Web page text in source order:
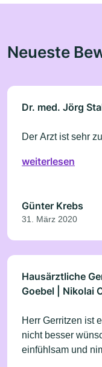
Neueste
Dr. med. Jörg
Der Arzt ist sehr
weiterlesen
Günter Krebs
31. März 2020
Hausärztliche
Goebel | Nikolai
Herr Gerritzen ist
nicht besser
einfühlsam und